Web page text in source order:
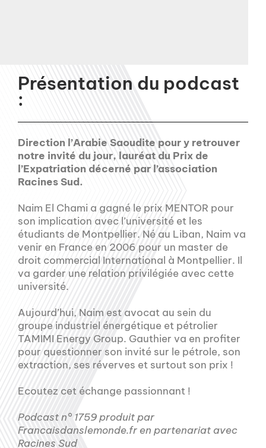
Présentation du podcast
:
Direction l’Arabie Saoudite pour y retrouver
notre invité du jour, lauréat du Prix de
l’Expatriation décerné par l’association
Racines Sud.
Naim El Chami a gagné le prix MENTOR pour
son implication avec l’université et les
étudiants de Montpellier. Né au Liban, Naim va
venir en France en 2006 pour un master de
droit commercial International à Montpellier. Il
va garder une relation privilégiée avec cette
université.
Aujourd’hui, Naim est avocat au sein du
groupe industriel énergétique et pétrolier
TAMIMI Energy Group. Gauthier va en profiter
pour questionner son invité sur le pétrole, son
extraction, ses réverves et surtout son prix !
Ecoutez cet échange passionnant !
Podcast n° 1759 produit par
Francaisdanslemonde.fr en partenariat avec
Racines Sud